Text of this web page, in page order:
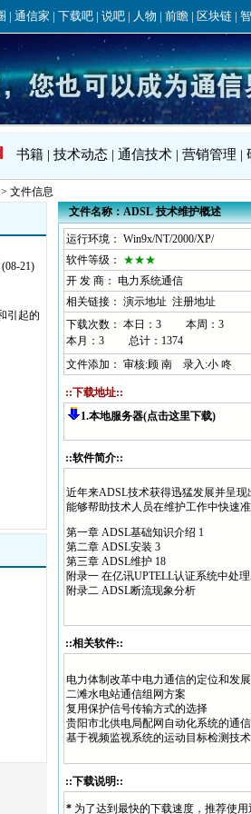
书籍 | 技术动态 | 通信技术 | 营销管理 |
文件信息
(08-21)
引起的
文件名称：ADSL 技术维护概述
运行环境： Win9x/NT/2000/XP/
软件等级： ★★★
开 发 商： 电力系统通信
相关链接： 演示地址 注册地址
下载次数： 本日： 3 本周： 3
本月： 3 总计： 1374
文件添加： 审核:顾 南 录入:小 咚
::下载地址::
1.本地服务器(点击这里下载)
::软件简介::
近年来ADSL技术获得迅猛发展并呈
能够帮助技术人员在维护工作中快速
第一章 ADSL基础知识介绍 1
第二章 ADSL安装 3
第三章 ADSL维护 18
附录一 在亿讯UPTELL认证系统中处
附录二 ADSL断流现象分析
::相关软件::
电力体制改革中电力通信的定位和发
二滩水电站通信组网方案
复用保护信号传输方式的选择
贵阳市北供电局配网自动化系统的通
基于视频监视系统的运动目标检测技
::下载说明::
* 为了达到最快的下载速度，推荐使用